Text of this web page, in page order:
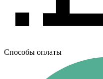
Способы оплаты